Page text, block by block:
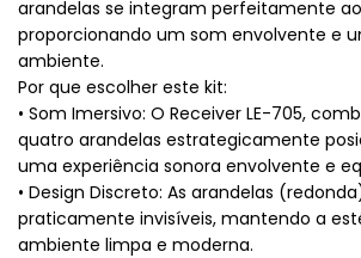
arandelas se integram perfeitamente
proporcionando um som envolvente e
ambiente.
Por que escolher este kit:
• Som Imersivo: O Receiver LE-705,
quatro arandelas estrategicamente
uma experiência sonora envolvente e
• Design Discreto: As arandelas
praticamente invisíveis, mantendo a
ambiente limpa e moderna.